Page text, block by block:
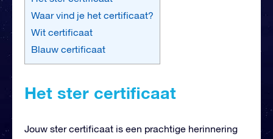
Waar vind je het certificaat?
Wit certificaat
Blauw certificaat
Het ster certificaat
Jouw ster certificaat is een prachtige herinnering